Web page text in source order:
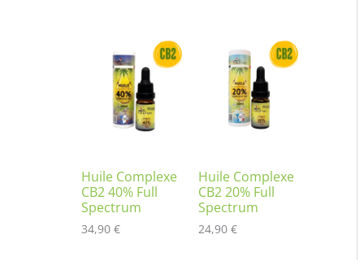
Huile Complexe
CB2 40% Full
Spectrum
34,90 €
Huile Complexe
CB2 20% Full
Spectrum
24,90 €